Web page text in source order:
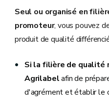
Seul ou organisé en
promoteur, vous pouvez
produit de qualité
Si la filière de qualité
Agrilabelafin de
d'agrément et établir le